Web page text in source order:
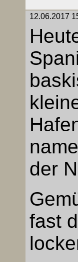
12.06.2017
der
fast